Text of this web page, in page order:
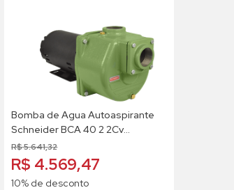
Bomba de Agua Autoaspirante
Schneider BCA 40 2 2Cv
Monofasico
R$5.641,32
R$ 4.569,47
10% de desconto